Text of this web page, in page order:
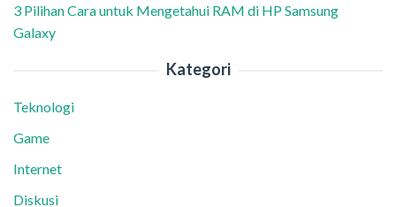
3 Pilihan Cara untuk Mengetahui RAM di HP Samsung
Galaxy
Kategori
Teknologi
Game
Internet
Diskusi